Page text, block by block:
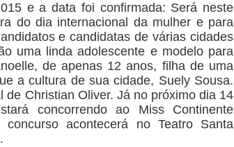
e a data foi confirmada: Será neste
do dia internacional da mulher e para
e candidatas de várias cidades
uma linda adolescente e modelo para
de apenas 12 anos, filha de uma
a cultura de sua cidade, Suely Sousa.
de Christian Oliver. Já no próximo dia 14
concorrendo ao Miss Continente
acontecerá no Teatro Santa